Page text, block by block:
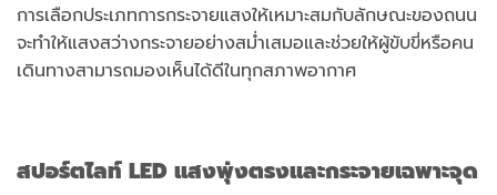
การเลือกประเภทการกระจายแสงให้เหมาะสมกับลักษณะของถนน
จะทำให้แสงสว่างกระจายอย่างสม่ำเสมอและช่วยให้ผู้ขับขี่หรือคน
เดินทางสามารถมองเห็นได้ดีในทุกสภาพอากาศ
สปอร์ตไลท์ LED แสงพุ่งตรงและกระจายเฉพาะจุด